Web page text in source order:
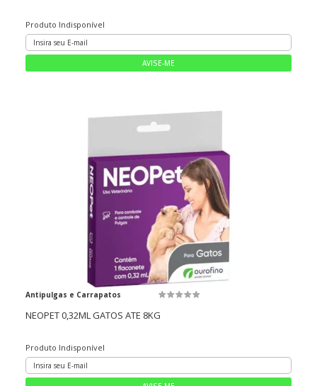
Produto Indisponível
Antipulgas e Carrapatos
NEOPET 0,32ML GATOS ATE 8KG
Produto Indisponível